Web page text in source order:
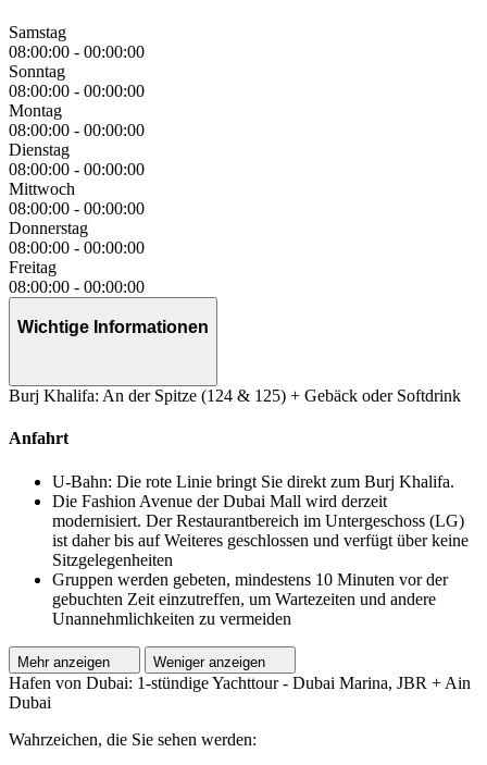
Samstag
08:00:00 - 00:00:00
Sonntag
08:00:00 - 00:00:00
Montag
08:00:00 - 00:00:00
Dienstag
08:00:00 - 00:00:00
Mittwoch
08:00:00 - 00:00:00
Donnerstag
08:00:00 - 00:00:00
Freitag
08:00:00 - 00:00:00
Wichtige Informationen
Burj Khalifa: An der Spitze (124 & 125) + Gebäck oder Softdrink
Anfahrt
U-Bahn: Die rote Linie bringt Sie direkt zum Burj Khalifa.
Die Fashion Avenue der Dubai Mall wird derzeit
modernisiert. Der Restaurantbereich im Untergeschoss (LG)
ist daher bis auf Weiteres geschlossen und verfügt über keine
Sitzgelegenheiten
Gruppen werden gebeten, mindestens 10 Minuten vor der
gebuchten Zeit einzutreffen, um Wartezeiten und andere
Unannehmlichkeiten zu vermeiden
Mehr anzeigen Weniger anzeigen
Hafen von Dubai: 1-stündige Yachttour - Dubai Marina, JBR + Ain
Dubai
Wahrzeichen, die Sie sehen werden: